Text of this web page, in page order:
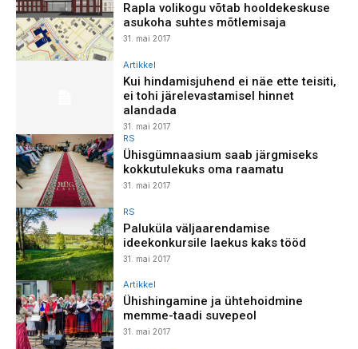
Rapla volikogu võtab hooldekeskuse
asukoha suhtes mõtlemisaja
31. mai 2017
Artikkel
Kui hindamisjuhend ei näe ette teisiti,
ei tohi järelevastamisel hinnet
alandada
31. mai 2017
RS
Ühisgümnaasium saab järgmiseks
kokkutulekuks oma raamatu
31. mai 2017
RS
Paluküla väljaarendamise
ideekonkursile laekus kaks tööd
31. mai 2017
Artikkel
Ühishingamine ja ühtehoidmine
memme-taadi suvepeol
31. mai 2017